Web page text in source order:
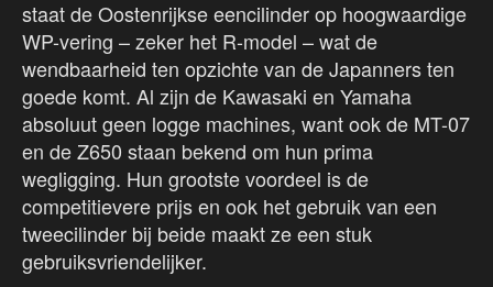
staat de Oostenrijkse eencilinder op hoogwaardige
WP-vering – zeker het R-model – wat de
wendbaarheid ten opzichte van de Japanners ten
goede komt. Al zijn de Kawasaki en Yamaha
absoluut geen logge machines, want ook de MT-07
en de Z650 staan bekend om hun prima
wegligging. Hun grootste voordeel is de
competitievere prijs en ook het gebruik van een
tweecilinder bij beide maakt ze een stuk
gebruiksvriendelijker.